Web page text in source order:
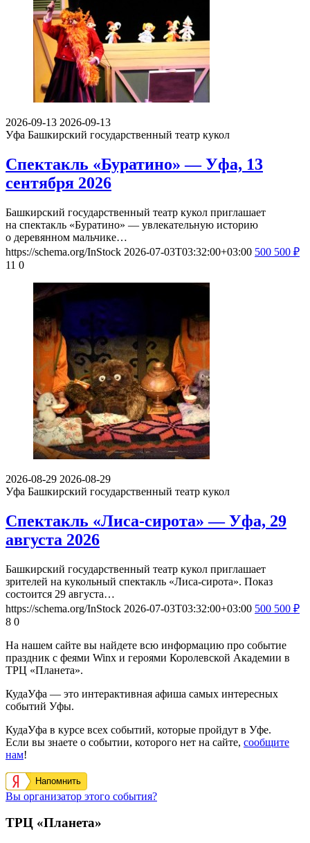
2026-09-13 2026-09-13
Уфа Башкирский государственный театр кукол
Спектакль «Буратино» — Уфа, 13
сентября 2026
Башкирский государственный театр кукол приглашает
на спектакль «Буратино» — увлекательную историю
о деревянном мальчике…
https://schema.org/InStock 2026-07-03T03:32:00+03:00 500 500 ₽
11 0
2026-08-29 2026-08-29
Уфа Башкирский государственный театр кукол
Спектакль «Лиса-сирота» — Уфа, 29
августа 2026
Башкирский государственный театр кукол приглашает
зрителей на кукольный спектакль «Лиса-сирота». Показ
состоится 29 августа…
https://schema.org/InStock 2026-07-03T03:32:00+03:00 500 500 ₽
8 0
На нашем сайте вы найдете всю информацию про событие
праздник с феями Winx и героями Королевской Академии в
ТРЦ «Планета».
КудаУфа — это интерактивная афиша самых интересных
событий Уфы.
КудаУфа в курсе всех событий, которые пройдут в Уфе.
Если вы знаете о событии, которого нет на сайте, сообщите
нам!
Напомнить
Вы организатор этого события?
ТРЦ «Планета»